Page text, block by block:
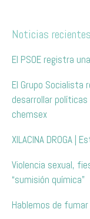
Noticias recientes
El PSOE registra
El Grupo Socialista
desarrollar
chemsex
XILACINA DROGA |
Violencia sexual,
“sumisión química”
Hablemos de